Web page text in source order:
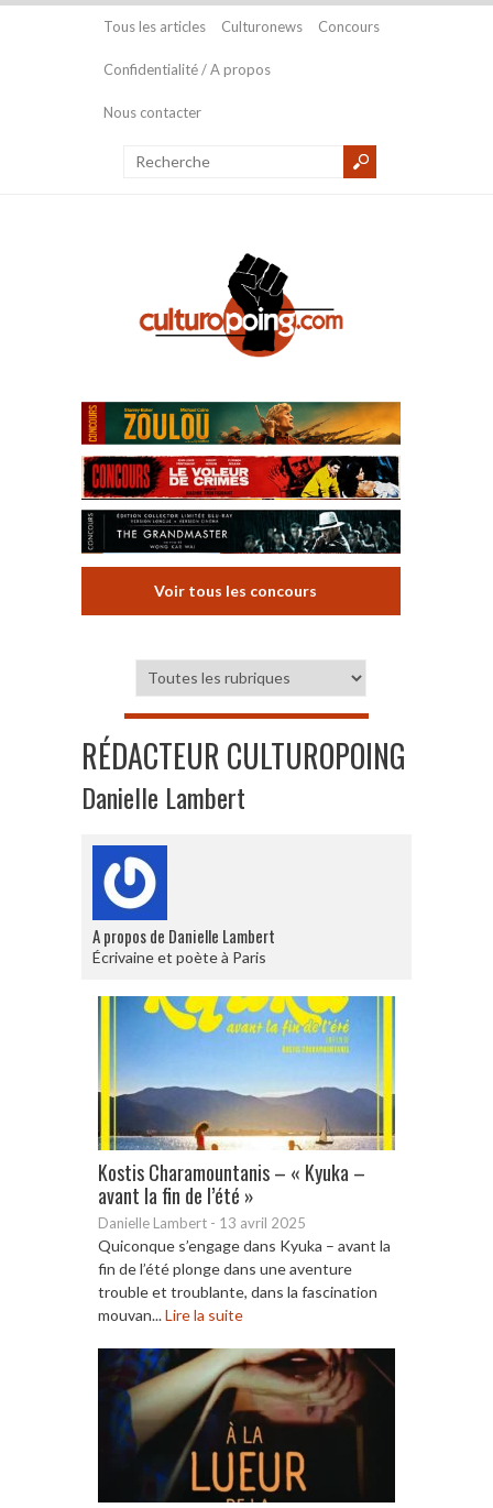
Tous les articles Culturonews Concours
Confidentialité / A propos
Nous contacter
Voir tous les concours
RÉDACTEUR CULTUROPOING
Danielle Lambert
A propos de Danielle Lambert
Écrivaine et poète à Paris
Kostis Charamountanis – « Kyuka –
avant la fin de l’été »
Danielle Lambert - 13 avril 2025
Quiconque s’engage dans Kyuka – avant la
fin de l’été plonge dans une aventure
trouble et troublante, dans la fascination
mouvan...Lire la suite